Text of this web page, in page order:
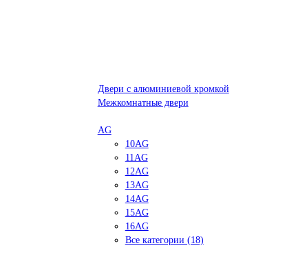
Двери с алюминиевой кромкой
Межкомнатные двери
AG
10AG
11AG
12AG
13AG
14AG
15AG
16AG
Все категории (18)